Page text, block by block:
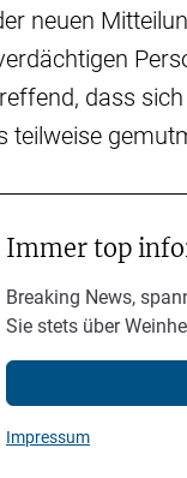
neuen
dass
teilweise
Immer top
Breaking News,
Sie stets über
Impressum